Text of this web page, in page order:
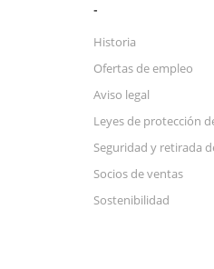
Historia
Ofertas de empleo
Aviso legal
Leyes de protección
Seguridad y retirada
Socios de ventas
Sostenibilidad